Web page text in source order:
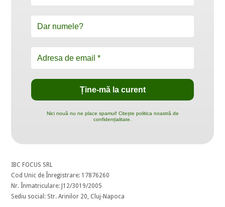
Nici nouă nu ne place spamul! Citește politica noastră de
confidențialitate.
IBC FOCUS SRL
Cod Unic de Înregistrare: 17876260
Nr. Înmatriculare: J12/3019/2005
Sediu social: Str. Arinilor 20, Cluj-Napoca